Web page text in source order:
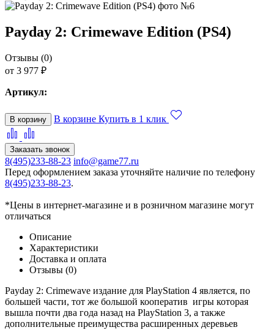
Payday 2: Crimewave Edition (PS4)
Отзывы (0)
от 3 977 ₽
Артикул:
В корзину В корзине Купить в 1 клик
Заказать звонок
8(495)233-88-23 info@game77.ru
Перед оформлением заказа уточняйте наличие по телефону
8(495)233-88-23.
*Цены в интернет-магазине и в розничном магазине могут
отличаться
Описание
Характеристики
Доставка и оплата
Отзывы (0)
Payday 2: Crimewave издание для PlayStation 4 является, по
большей части, тот же большой кооператив игры которая
вышла почти два года назад на PlayStation 3, а также
дополнительные преимущества расширенных деревьев